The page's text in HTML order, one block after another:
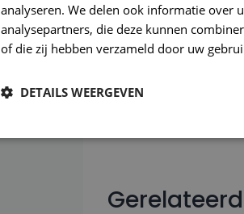
auto lakstiften. Onze
Wij hebben een
wordt op kleurcode of
Om deze reden
voor auto’s.. Met onze
analyseren. We delen ook informatie over
analysepartners, die deze kunnen
of die zij hebben verzameld door uw
DETAILS WEERGEVEN